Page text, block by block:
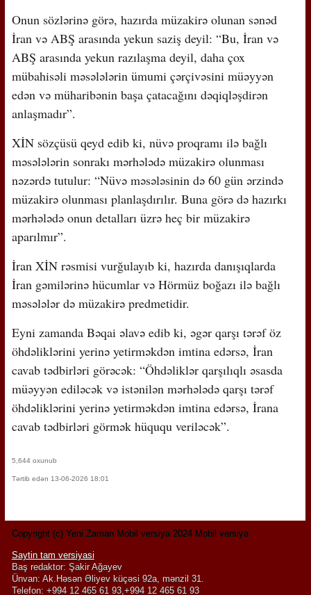
Onun sözlərinə görə, hazırda müzakirə olunan sənəd
İran və ABŞ arasında yekun saziş deyil: “Bu, İran və
ABŞ arasında yekun razılaşma deyil, daha çox
mübahisəli məsələlərin ümumi çərçivəsini müəyyən
edən və müharibənin başa çatacağını dəqiqləşdirən
anlaşmadır”.
XİN sözçüsü qeyd edib ki, nüvə proqramı ilə bağlı
məsələlərin sonrakı mərhələdə müzakirə olunması
nəzərdə tutulur: “Nüvə məsələsinin də 60 gün ərzində
müzakirə olunması planlaşdırılır. Buna görə də hazırkı
mərhələdə onun detalları üzrə heç bir müzakirə
aparılmır”.
İran XİN rəsmisi vurğulayıb ki, hazırda danışıqlarda
İran gəmilərinə hücumlar və Hörmüz boğazı ilə bağlı
məsələlər də müzakirə predmetidir.
Eyni zamanda Bəqai əlavə edib ki, əgər qarşı tərəf öz
öhdəliklərini yerinə yetirməkdən imtina edərsə, İran
cavab tədbirləri görəcək: “Öhdəliklər qarşılıqlı əsasda
müəyyən ediləcək və istənilən mərhələdə qarşı tərəf
öhdəliklərini yerinə yetirməkdən imtina edərsə, İrana
cavab tədbirləri görmək hüququ veriləcək”.
5,644 oxunub
Tərtib edən 13-06-2026 18:01
Copyright (c) Yeni Zaman Mobil versiya 2024 Mobil versiya
Saytin tam versiyasi
Baş redaktor: Şakir Ağayev
Ünvan: Ak.Həsən Əliyev küçəsi 92a, mənzil 31.
Telefon: +994 12 465 61 93,+994 12 465 61 93